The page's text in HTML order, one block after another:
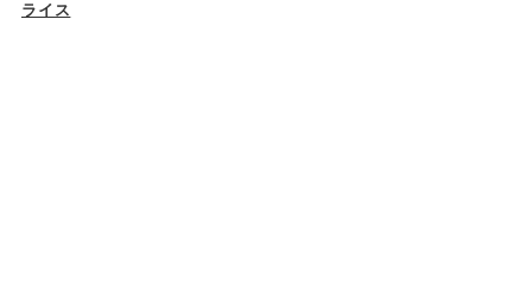
ライス